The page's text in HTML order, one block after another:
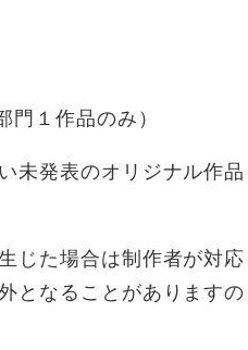
１作品のみ）
未発表のオリジナル作品
じた場合は制作者が対応
となることがありますの